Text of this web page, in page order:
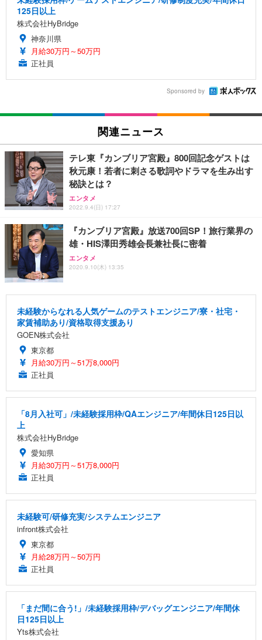
125日以上
株式会社HyBridge
神奈川県
月給30万円～50万円
正社員
Sponsored by
関連ニュース
テレ東『カンブリア宮殿』800回記念ゲストは
秋元康！若者に刺さる歌詞やドラマを生み出す
秘訣とは？
エンタメ
2022.9.4(日) 17:27
『カンブリア宮殿』放送700回SP！旅行業界の
雄・HIS澤田秀雄会長兼社長に密着
エンタメ
2020.9.10(木) 13:35
未経験からなれる人気ゲームのテストエンジニア/寮・社宅・
家賃補助あり/資格取得支援あり
GOEN株式会社
東京都
月給30万円～51万8,000円
正社員
「8月入社可」/未経験採用枠/QAエンジニア/年間休日125日以
上
株式会社HyBridge
愛知県
月給30万円～51万8,000円
正社員
未経験可/研修充実/システムエンジニア
infront株式会社
東京都
月給28万円～50万円
正社員
「まだ間に合う!」/未経験採用枠/デバッグエンジニア/年間休
日125日以上
Yts株式会社